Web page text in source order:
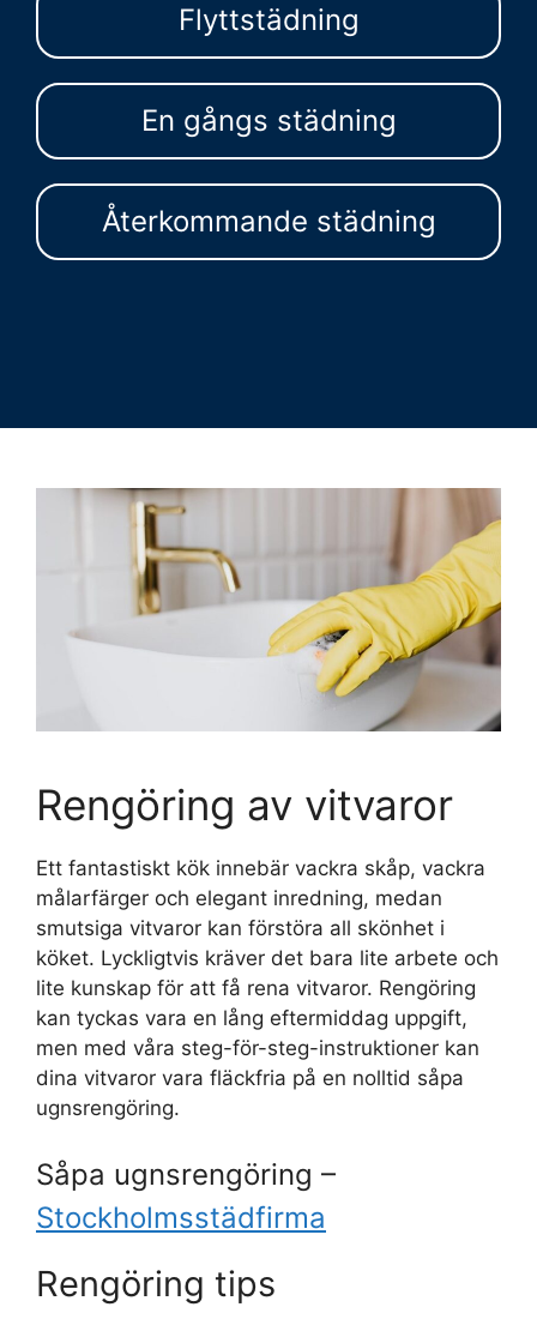
Flyttstädning
En gångs städning
Återkommande städning
Rengöring av vitvaror
Ett fantastiskt kök innebär vackra skåp, vackra
målarfärger och elegant inredning, medan
smutsiga vitvaror kan förstöra all skönhet i
köket. Lyckligtvis kräver det bara lite arbete och
lite kunskap för att få rena vitvaror. Rengöring
kan tyckas vara en lång eftermiddag uppgift,
men med våra steg-för-steg-instruktioner kan
dina vitvaror vara fläckfria på en nolltid såpa
ugnsrengöring.
Såpa ugnsrengöring –
Stockholmsstädfirma
Rengöring tips